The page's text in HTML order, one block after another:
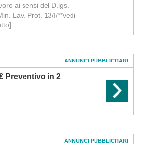
ai sensi del D.lgs.
Lav. Prot. 13/I/**vedi
ANNUNCI PUBBLICITARI
Preventivo in 2
ANNUNCI PUBBLICITARI